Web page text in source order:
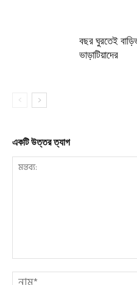
বছর ঘুরতেই
ভাড়াটিয়াদের
একটি উত্তর ত্যাগ